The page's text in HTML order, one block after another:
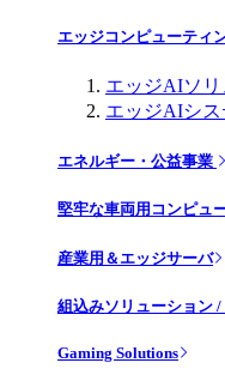
エッジコンピューティ
エッジAIソ
エッジAIシス
エネルギー・公益事業
堅牢な車両用コンピュ
産業用＆エッジサーバ
組込みソリューション
Gaming Solutions